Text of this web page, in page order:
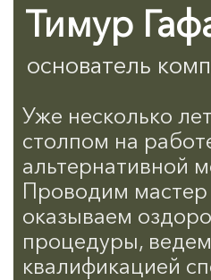
Тимур
основатель
Уже несколько
столпом на
альтернативной
Проводим мастер
оказываем
процедуры,
квалификацией